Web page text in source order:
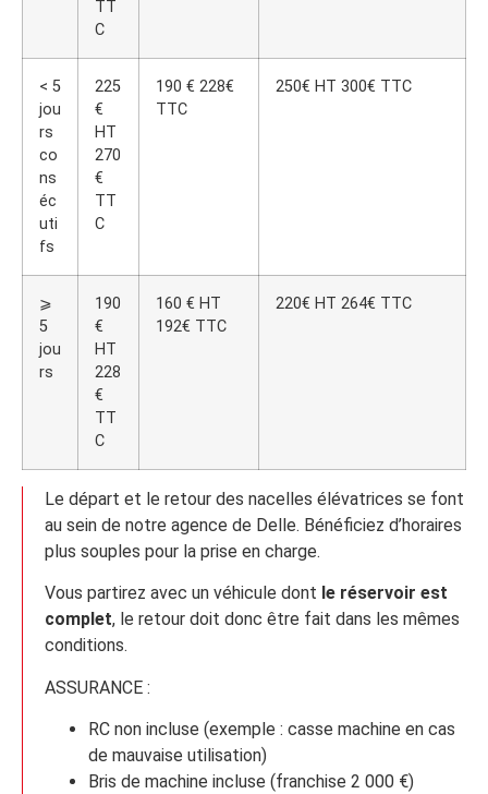
TT
C
< 5
jou
rs
co
ns
éc
uti
fs
225
€
HT
270
€
TT
C
190 € 228€
TTC
250€ HT 300€ TTC
⩾
5
jou
rs
190
€
HT
228
€
TT
C
160 € HT
192€ TTC
220€ HT 264€ TTC
Le départ et le retour des nacelles élévatrices se font
au sein de notre agence de Delle. Bénéficiez d’horaires
plus souples pour la prise en charge.
Vous partirez avec un véhicule dont le réservoir est
complet, le retour doit donc être fait dans les mêmes
conditions.
ASSURANCE :
RC non incluse (exemple : casse machine en cas
de mauvaise utilisation)
Bris de machine incluse (franchise 2 000 €)